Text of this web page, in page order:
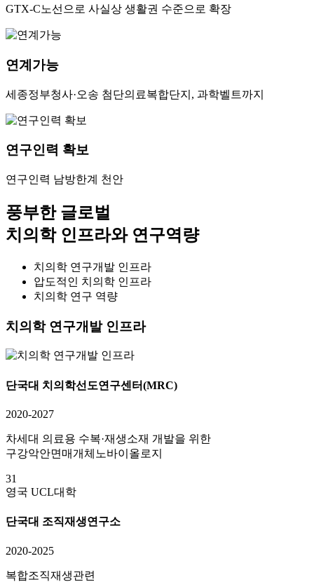
GTX-C노선으로 사실상 생활권 수준으로 확장
연계가능
세종정부청사·오송 첨단의료복합단지, 과학벨트까지
연구인력 확보
연구인력 남방한계 천안
풍부한 글로벌
치의학 인프라와 연구역량
치의학 연구개발 인프라
압도적인 치의학 인프라
치의학 연구 역량
치의학 연구개발 인프라
단국대 치의학선도연구센터(MRC)
2020-2027
차세대 의료용 수복·재생소재 개발을 위한
구강악안면매개체노바이올로지
31
영국 UCL대학
단국대 조직재생연구소
2020-2025
복합조직재생관련